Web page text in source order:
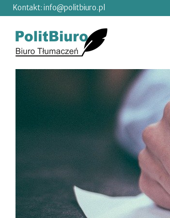
Kontakt: info@politbiuro.pl